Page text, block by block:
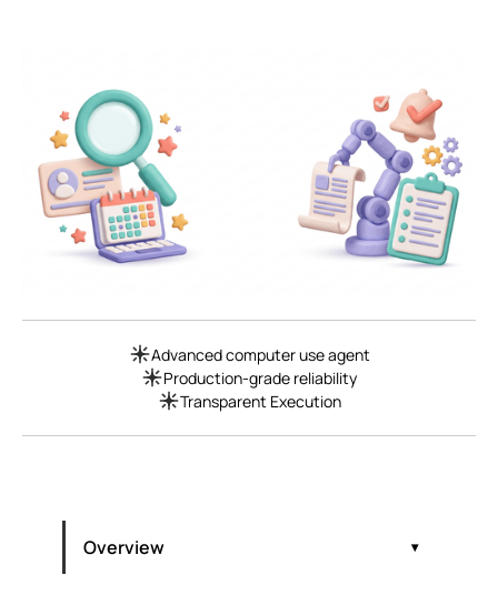
Advanced computer use agent
Production-grade reliability
Transparent Execution
Overview